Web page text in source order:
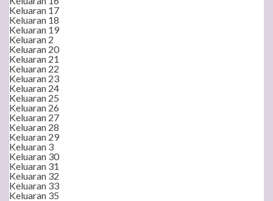
Keluaran 17
Keluaran 18
Keluaran 19
Keluaran 2
Keluaran 20
Keluaran 21
Keluaran 22
Keluaran 23
Keluaran 24
Keluaran 25
Keluaran 26
Keluaran 27
Keluaran 28
Keluaran 29
Keluaran 3
Keluaran 30
Keluaran 31
Keluaran 32
Keluaran 33
Keluaran 35